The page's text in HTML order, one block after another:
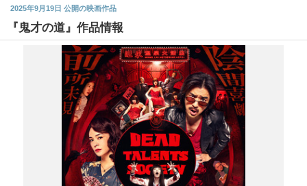
『鬼才の道』作品情報
2025年9月19日 公開の映画作品